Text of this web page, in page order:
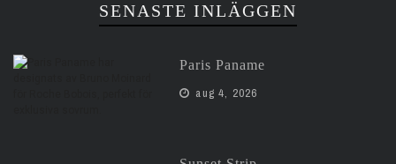
SENASTE INLÄGGEN
Paris Paname
aug 4, 2026